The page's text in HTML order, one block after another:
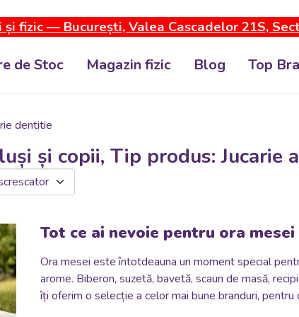
fizic — București, Valea Cascadelor 21S,
de Stoc Magazin fizic Blog Top
dentitie
și copii, Tip produs: Jucarie
Tot ce ai nevoie pentru ora
Ora mesei este întotdeauna un moment special
arome. Biberon, suzetă, bavetă, scaun de masă,
îți oferim o selecție a celor mai bune branduri, pentru